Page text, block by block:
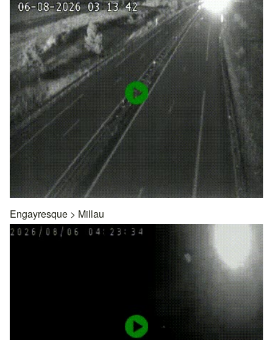
Engayresque > Millau